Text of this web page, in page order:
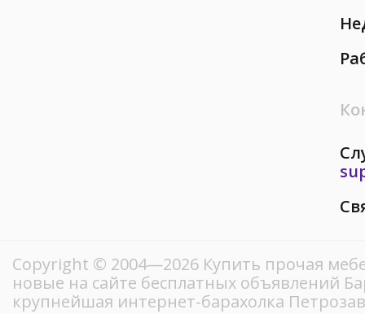
Copyright © 2004—2026 Купить прочая
новые на сайте бесплатных объявлений
крупнейшая интернет-барахолка